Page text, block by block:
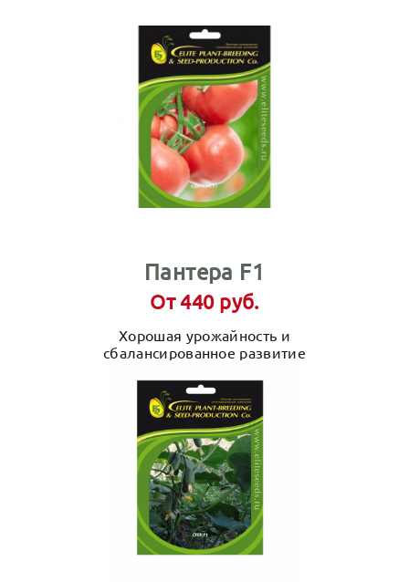
Пантера F1
От 440 руб.
Хорошая урожайность и
сбалансированное развитие